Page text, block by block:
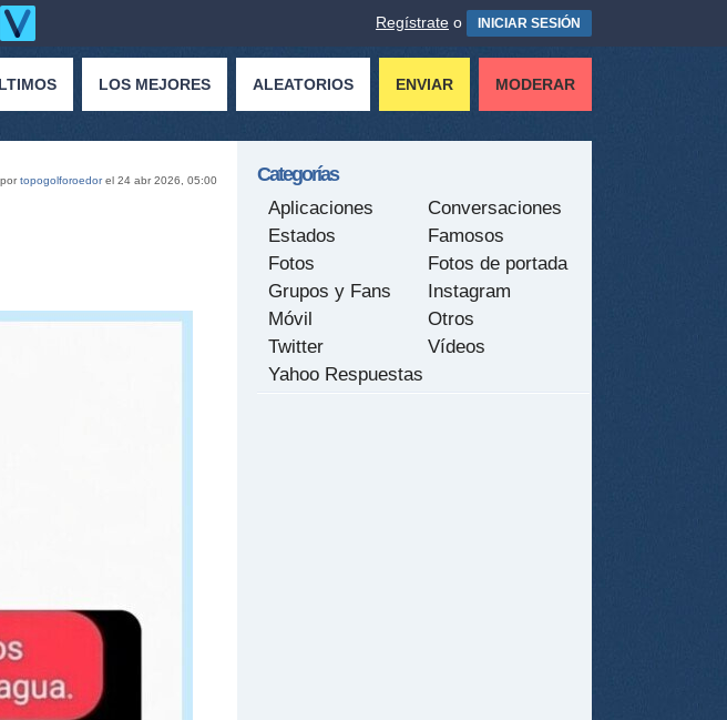
Regístrate o INICIAR SESIÓN
LOS MEJORES ALEATORIOS ENVIAR MODERAR
topogolforoedorel 24 abr 2026, 05:00 Categorías
Aplicaciones
Conversaciones
Estados
Famosos
Fotos
Fotos de portada
Grupos y Fans
Instagram
Móvil
Otros
Twitter
Vídeos
Yahoo Respuestas